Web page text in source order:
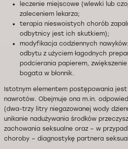
leczenie miejscowe (wlewki lub
zaleceniem lekarza;
terapia nieswoistych chorób
odbytnicy jest ich skutkiem);
modyfikacja codziennych
odbytu z użyciem łagodnych
podcierania papierem,
bogata w błonnik.
Istotnym elementem postępowania
nawrotów. Obejmuje ona m.in.
(dwa-trzy litry niegazowanej wody
unikanie nadużywania środków
zachowania seksualne oraz – w
choroby – diagnostykę partnera